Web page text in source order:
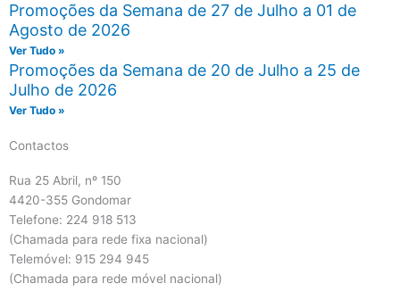
Promoções da Semana de 27 de Julho a 01 de
Agosto de 2026
Ver Tudo »
Promoções da Semana de 20 de Julho a 25 de
Julho de 2026
Ver Tudo »
Contactos
Rua 25 Abril, nº 150
4420-355 Gondomar
Telefone: 224 918 513
(Chamada para rede fixa nacional)
Telemóvel: 915 294 945
(Chamada para rede móvel nacional)